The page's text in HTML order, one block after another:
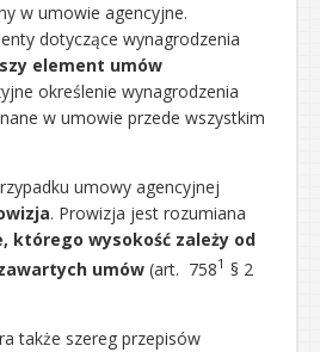
w umowie agencyjne.
dotyczące wynagrodzenia
element umów
określenie wynagrodzenia
w umowie przede wszystkim
umowy agencyjnej
. Prowizja jest rozumiana
którego wysokość zależy od
umów (art. 7581 § 2
także szereg przepisów